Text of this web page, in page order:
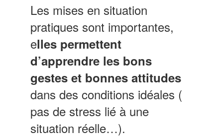
Les mises en situation
pratiques sont importantes,
elles permettent
d’apprendre les bons
gestes et bonnes attitudes
dans des conditions idéales (
pas de stress lié à une
situation réelle…).